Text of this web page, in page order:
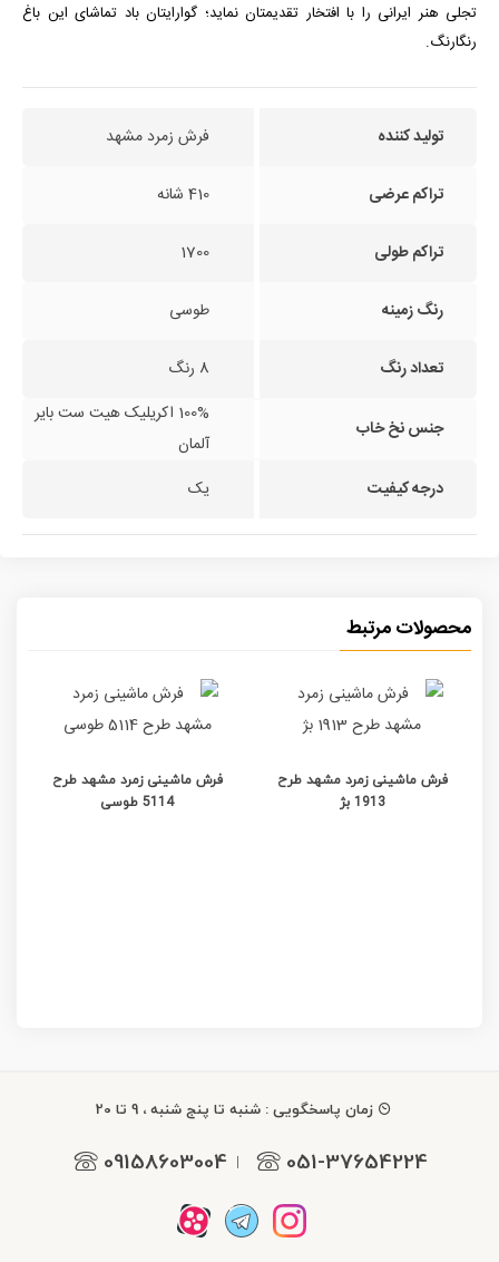
تجلی هنر ایرانی را با افتخار تقدیمتان نماید؛ گوارایتان باد تماشای این باغ
رنگارنگ.
تولید کننده فرش زمرد مشهد
تراکم عرضی 410 شانه
تراکم طولی 1700
رنگ زمینه طوسی
تعداد رنگ 8 رنگ
جنس نخ خاب
100% اکریلیک هیت ست بایر
آلمان
درجه کیفیت
یک
محصولات مرتبط
فرش ماشینی زمرد مشهد طرح
1913 بژ
فرش ماشینی زمرد مشهد طرح
5114 طوسی
زمان پاسخگویی : شنبه تا پنج شنبه ، 9 تا 20
051-37654224
|
09158603004